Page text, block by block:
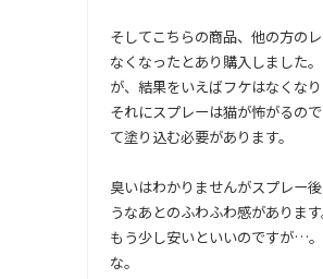
そしてこちらの商品、他の方の
なくなったとあり購入しました。
が、結果をいえばフケはなくなり
それにスプレーは猫が怖がるの
て塗り込む必要があります。
臭いはわかりませんがスプレー
うなあとのふわふわ感があります
もう少し安いといいのですが…
な。